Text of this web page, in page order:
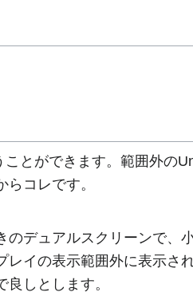
とができます。範囲外の
コレです。
デュアルスクリーンで、
イの表示範囲外に表示さ
しとします。